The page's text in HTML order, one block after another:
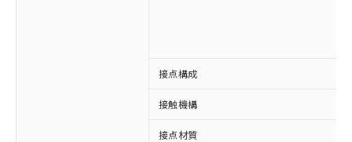
接点構成
接触機構
接点材質
対応済み：EU RoHS指令（10物質）の
非含有に対応した製品が提供可能な商品で